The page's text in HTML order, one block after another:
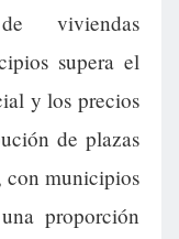
viviendas
supera el
y los precios
de plazas
con municipios
proporción